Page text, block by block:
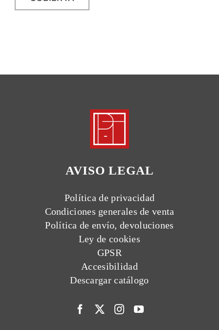
AVISO LEGAL
Política de privacidad
Condiciones generales de venta
Política de envío, devoluciones
Ley de cookies
GPSR
Accesibilidad
Descargar catálogo